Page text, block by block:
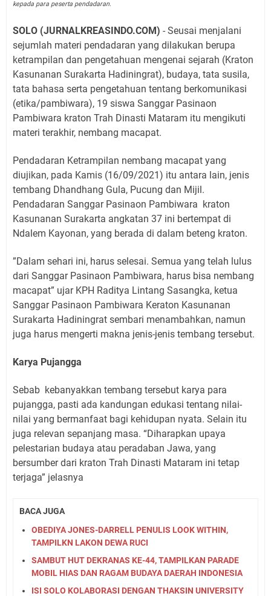
kepada para peserta pendadaran.
SOLO (JURNALKREASINDO.COM) - Seusai menjalani
sejumlah materi pendadaran yang dilakukan berupa
ketrampilan dan pengetahuan mengenai sejarah (Kraton
Kasunanan Surakarta Hadiningrat), budaya, tata susila,
tata bahasa serta pengetahuan tentang berkomunikasi
(etika/pambiwara), 19 siswa Sanggar Pasinaon
Pambiwara kraton Trah Dinasti Mataram itu mengikuti
materi terakhir, nembang macapat.
Pendadaran Ketrampilan nembang macapat yang
diujikan, pada Kamis (16/09/2021) itu antara lain, jenis
tembang Dhandhang Gula, Pucung dan Mijil.
Pendadaran Sanggar Pasinaon Pambiwara kraton
Kasunanan Surakarta angkatan 37 ini bertempat di
Ndalem Kayonan, yang berada di dalam beteng kraton.
”Dalam sehari ini, harus selesai. Semua yang telah lulus
dari Sanggar Pasinaon Pambiwara, harus bisa nembang
macapat” ujar KPH Raditya Lintang Sasangka, ketua
Sanggar Pasinaon Pambiwara Keraton Kasunanan
Surakarta Hadiningrat sembari menambahkan, namun
juga harus mengerti makna jenis-jenis tembang tersebut.
Karya Pujangga
Sebab kebanyakkan tembang tersebut karya para
pujangga, pasti ada kandungan edukasi tentang nilai-
nilai yang bermanfaat bagi kehidupan nyata. Selain itu
juga relevan sepanjang masa. “Diharapkan upaya
pelestarian budaya atau peradaban Jawa, yang
bersumber dari kraton Trah Dinasti Mataram ini tetap
terjaga” jelasnya
BACA JUGA
OBEDIYA JONES-DARRELL PENULIS LOOK WITHIN,
TAMPILKN LAKON DEWA RUCI
SAMBUT HUT DEKRANAS KE-44, TAMPILKAN PARADE
MOBIL HIAS DAN RAGAM BUDAYA DAERAH INDONESIA
ISI SOLO KOLABORASI DENGAN THAKSIN UNIVERSITY